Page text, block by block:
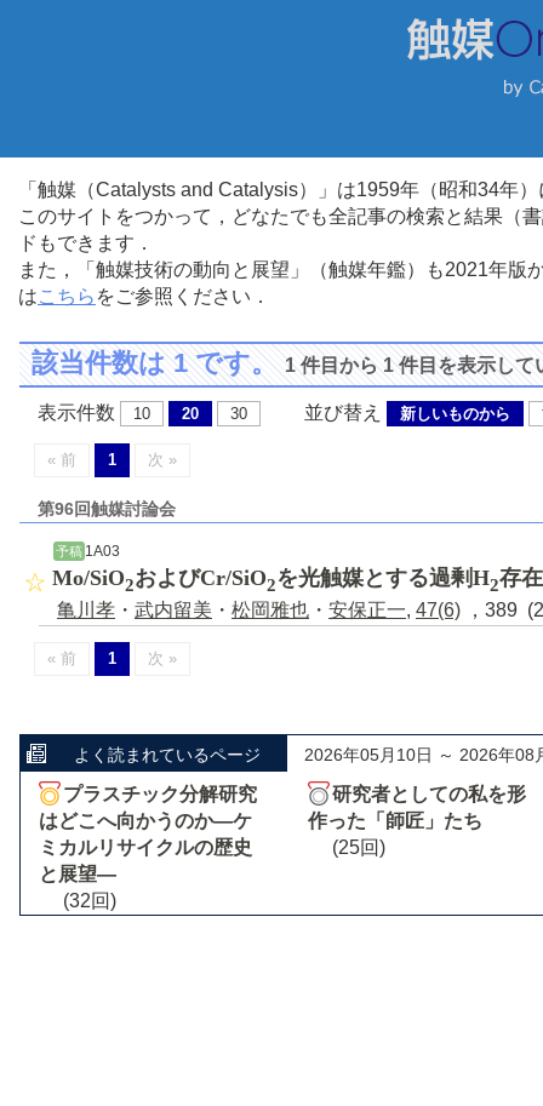
「触媒（Catalysts and Catalysis）」は1959年（昭和34年
このサイトをつかって，どなたでも全記事の検索と結果（
ドもできます．
また，「触媒技術の動向と展望」（触媒年鑑）も2021年
はこちら をご参照ください．
該当件数は 1 です。1 件目から 1 件目を表示して
表示件数 10 20 30 並び替え 新しいものから
« 前 1 次 »
第96回触媒討論会
予稿 1A03
Mo/SiO2およびCr/SiO2を光触媒とする過剰H2存
亀川孝 ・ 武内留美 ・ 松岡雅也 ・ 安保正一, 47(6) ，389
« 前 1 次 »
よく読まれているページ 2026年05月10日 ～ 2026年08
プラスチック分解研究
はどこへ向かうのか―ケ
ミカルリサイクルの歴史
と展望―
(32回)
研究者としての私を形
作った「師匠」たち
(25回)